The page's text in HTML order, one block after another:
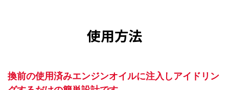
使用方法
換前の使用済みエンジンオイルに注入しアイドリン